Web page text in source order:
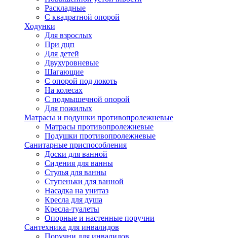
Раскладные
С квадратной опорой
Ходунки
Для взрослых
При дцп
Для детей
Двухуровневые
Шагающие
С опорой под локоть
На колесах
С подмышечной опорой
Для пожилых
Матрасы и подушки противопролежневые
Матрасы противопролежневые
Подушки противопролежневые
Санитарные приспособления
Доски для ванной
Сидения для ванны
Стулья для ванны
Ступеньки для ванной
Насадка на унитаз
Кресла для душа
Кресла-туалеты
Опорные и настенные поручни
Сантехника для инвалидов
Поручни для инвалидов